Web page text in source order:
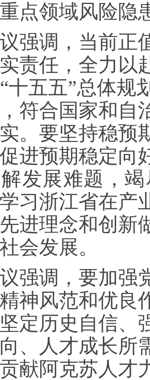
点领域风险隐
调，当前正值
责任，全力以
十五五”总体规
符合国家和自
。要坚持稳预
进预期稳定向
发展难题，
习浙江省在产
进理念和创新
会发展。
调，要加强党
神风范和优良
定历史自信、
、人才成长所
献阿克苏人才